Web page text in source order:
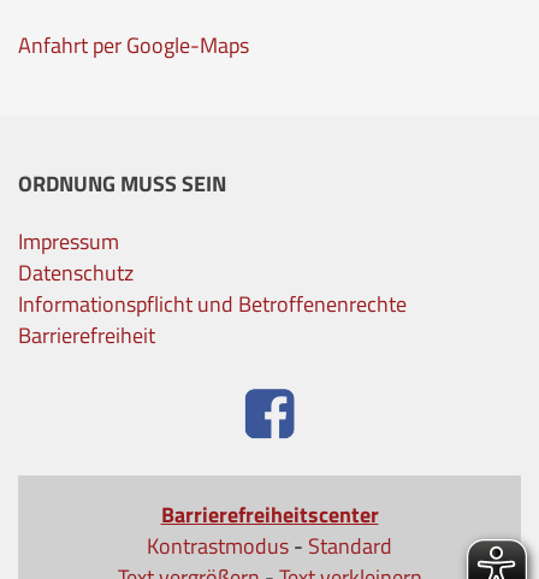
Anfahrt per Google-Maps
ORDNUNG MUSS SEIN
Impressum
Datenschutz
Informationspflicht und Betroffenenrechte
Barrierefreiheit
Barrierefreiheitscenter
Kontrastmodus- Standard